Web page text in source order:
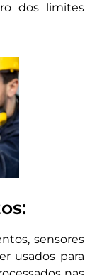
dos limites
sensores
usados ​​para